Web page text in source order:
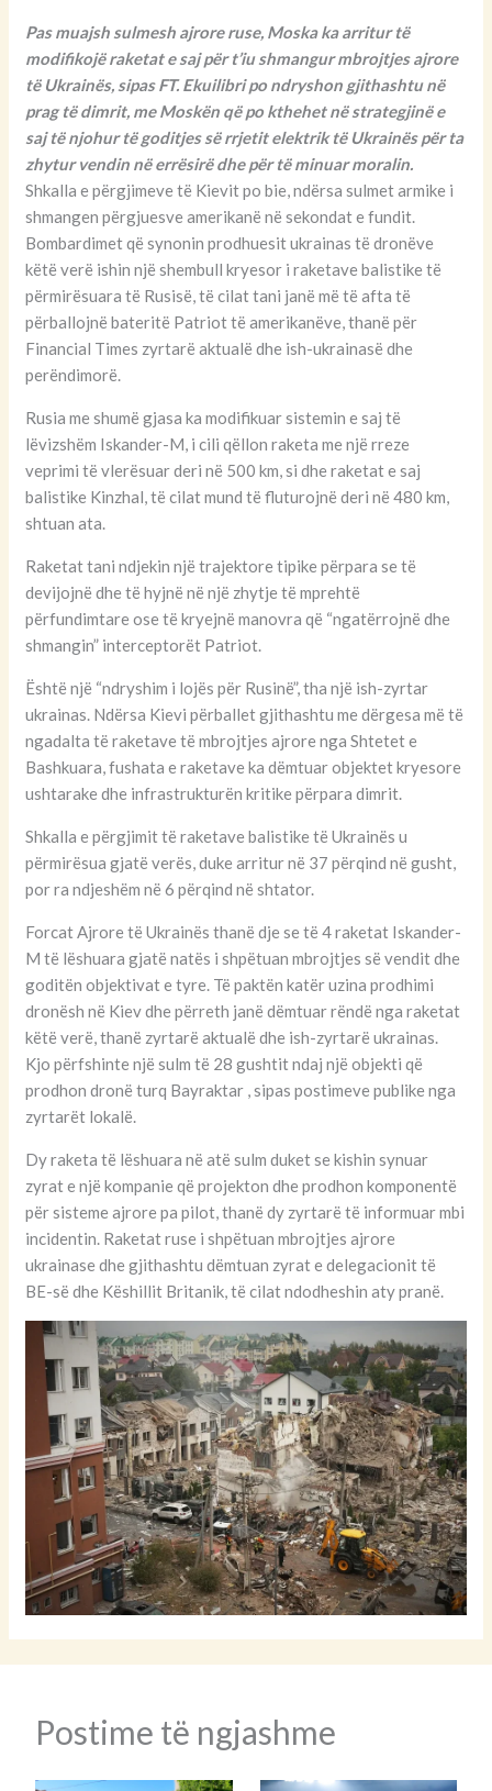
Pas muajsh sulmesh ajrore ruse, Moska ka arritur të
modifikojë raketat e saj për t’iu shmangur mbrojtjes ajrore
të Ukrainës, sipas FT. Ekuilibri po ndryshon gjithashtu në
prag të dimrit, me Moskën që po kthehet në strategjinë e
saj të njohur të goditjes së rrjetit elektrik të Ukrainës për ta
zhytur vendin në errësirë ​​dhe për të minuar moralin.
Shkalla e përgjimeve të Kievit po bie, ndërsa sulmet armike i
shmangen përgjuesve amerikanë në sekondat e fundit.
Bombardimet që synonin prodhuesit ukrainas të dronëve
këtë verë ishin një shembull kryesor i raketave balistike të
përmirësuara të Rusisë, të cilat tani janë më të afta të
përballojnë bateritë Patriot të amerikanëve, thanë për
Financial Times zyrtarë aktualë dhe ish-ukrainasë dhe
perëndimorë.
Rusia me shumë gjasa ka modifikuar sistemin e saj të
lëvizshëm Iskander-M, i cili qëllon raketa me një rreze
veprimi të vlerësuar deri në 500 km, si dhe raketat e saj
balistike Kinzhal, të cilat mund të fluturojnë deri në 480 km,
shtuan ata.
Raketat tani ndjekin një trajektore tipike përpara se të
devijojnë dhe të hyjnë në një zhytje të mprehtë
përfundimtare ose të kryejnë manovra që “ngatërrojnë dhe
shmangin” interceptorët Patriot.
Është një “ndryshim i lojës për Rusinë”, tha një ish-zyrtar
ukrainas. Ndërsa Kievi përballet gjithashtu me dërgesa më të
ngadalta të raketave të mbrojtjes ajrore nga Shtetet e
Bashkuara, fushata e raketave ka dëmtuar objektet kryesore
ushtarake dhe infrastrukturën kritike përpara dimrit.
Shkalla e përgjimit të raketave balistike të Ukrainës u
përmirësua gjatë verës, duke arritur në 37 përqind në gusht,
por ra ndjeshëm në 6 përqind në shtator.
Forcat Ajrore të Ukrainës thanë dje se të 4 raketat Iskander-
M të lëshuara gjatë natës i shpëtuan mbrojtjes së vendit dhe
goditën objektivat e tyre. Të paktën katër uzina prodhimi
dronësh në Kiev dhe përreth janë dëmtuar rëndë nga raketat
këtë verë, thanë zyrtarë aktualë dhe ish-zyrtarë ukrainas.
Kjo përfshinte një sulm të 28 gushtit ndaj një objekti që
prodhon dronë turq Bayraktar , sipas postimeve publike nga
zyrtarët lokalë.
Dy raketa të lëshuara në atë sulm duket se kishin synuar
zyrat e një kompanie që projekton dhe prodhon komponentë
për sisteme ajrore pa pilot, thanë dy zyrtarë të informuar mbi
incidentin. Raketat ruse i shpëtuan mbrojtjes ajrore
ukrainase dhe gjithashtu dëmtuan zyrat e delegacionit të
BE-së dhe Këshillit Britanik, të cilat ndodheshin aty pranë.